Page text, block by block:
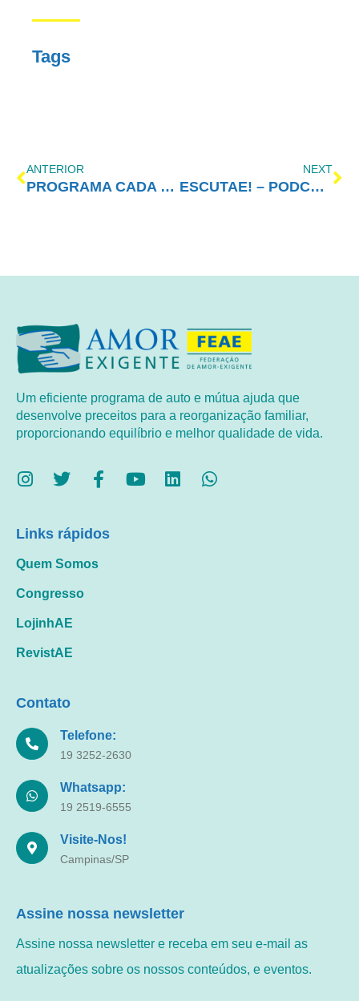
Tags
ANTERIOR
PROGRAMA CADA VEZ MELHOR COM AMOR-EXIGENTE – 08/06/2020
NEXT
ESCUTAE! – PODCAST DO AMOR-EXIGENTE – EPISÓDIO 12
Um eficiente programa de auto e mútua ajuda que
desenvolve preceitos para a reorganização familiar,
proporcionando equilíbrio e melhor qualidade de vida.
Links rápidos
Quem Somos
Congresso
LojinhAE
RevistAE
Contato
Telefone:
19 3252-2630
Whatsapp:
19 2519-6555
Visite-Nos!
Campinas/SP
Assine nossa newsletter
Assine nossa newsletter e receba em seu e-mail as
atualizações sobre os nossos conteúdos, e eventos.